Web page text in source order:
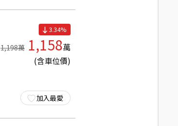
3.34%
1,198萬 1,158萬
(含車位價)
加入最愛